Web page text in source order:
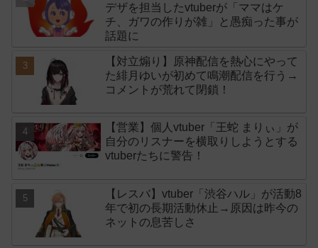
デザを担当したvtuberが「ママはケ
チ、ガワの作りが雑」と愚痴った事が
話題に
【対立煽り】原神配信を熱心にやって
た緋月ゆいが初めて鳴潮配信を行う→
コメントが荒れて閉鎖！
【営業】個人vtuber「王蛇 まりぃ」が
自分のリスナーを横取りしようとする
vtuberたちに警告！
【レスバ】vtuber「渋谷ハル」が活動8
年で初の長期活動休止→原因は昨今の
ネットの息苦しさ